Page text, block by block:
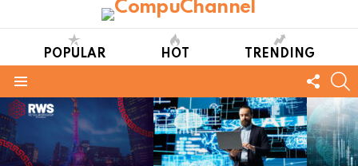
POPULAR HOT TRENDING
US
LATEST
STORIES